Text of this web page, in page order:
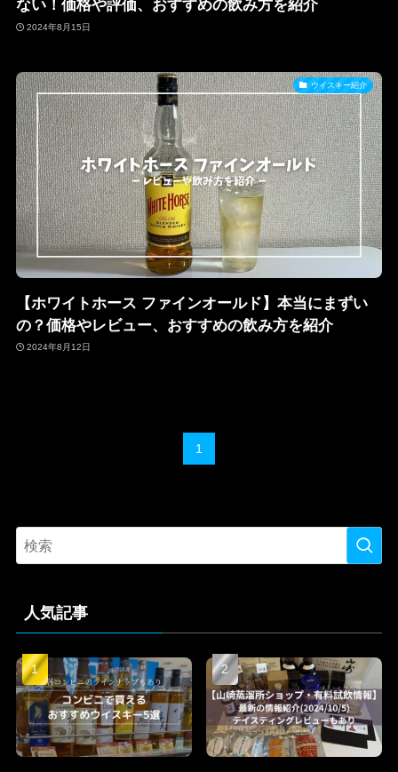
ない！価格や評価、おすすめの飲み方を紹介
2024年8月15日
ウイスキー紹介
【ホワイトホース ファインオールド】本当にまずい
の？価格やレビュー、おすすめの飲み方を紹介
2024年8月12日
1
人気記事